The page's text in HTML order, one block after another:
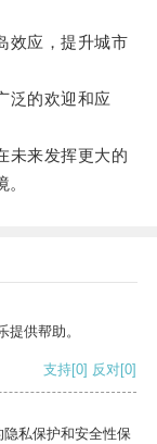
应，提升城市
的欢迎和应
来发挥更大的
供帮助。
支持[0] 反对[0]
私保护和安全性保